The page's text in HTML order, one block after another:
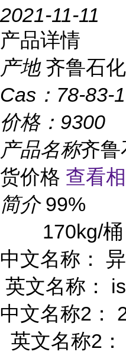
2021-11-11
产品详情
产地 齐鲁石化
Cas： 78-83-1
价格： 9300
产品名称齐鲁
货价格 查看
简介 99%
170kg/桶
中文名称
英文名称：
中文名称2
英文名称2